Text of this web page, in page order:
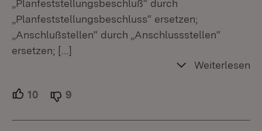
„Planfeststellungsbeschluß“ durch
„Planfeststellungsbeschluss“ ersetzen;
„Anschlußstellen“ durch „Anschlussstellen“
ersetzen; […]
Weiterlesen
10 Unterstützer.
9